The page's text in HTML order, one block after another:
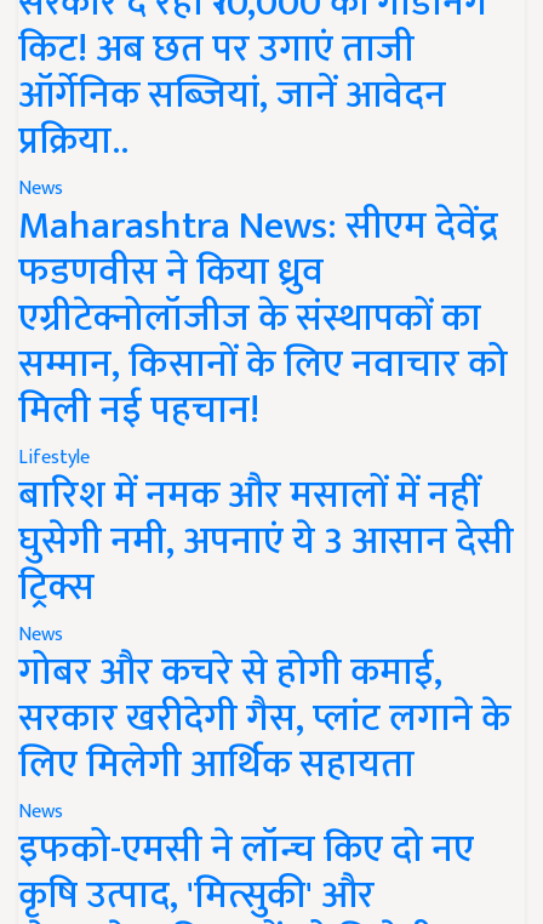
किट! अब छत पर उगाएं ताजी
ऑर्गेनिक सब्जियां, जानें आवेदन
प्रक्रिया..
News
Maharashtra News: सीएम देवेंद्र
फडणवीस ने किया ध्रुव
एग्रीटेक्नोलॉजीज के संस्थापकों का
सम्मान, किसानों के लिए नवाचार को
मिली नई पहचान!
Lifestyle
बारिश में नमक और मसालों में नहीं
घुसेगी नमी, अपनाएं ये 3 आसान देसी
ट्रिक्स
News
गोबर और कचरे से होगी कमाई,
सरकार खरीदेगी गैस, प्लांट लगाने के
लिए मिलेगी आर्थिक सहायता
News
इफको-एमसी ने लॉन्च किए दो नए
कृषि उत्पाद, 'मित्सुकी' और